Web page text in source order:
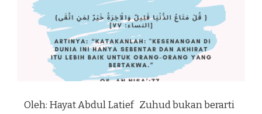
Oleh: Hayat Abdul Latief Zuhud bukan berarti